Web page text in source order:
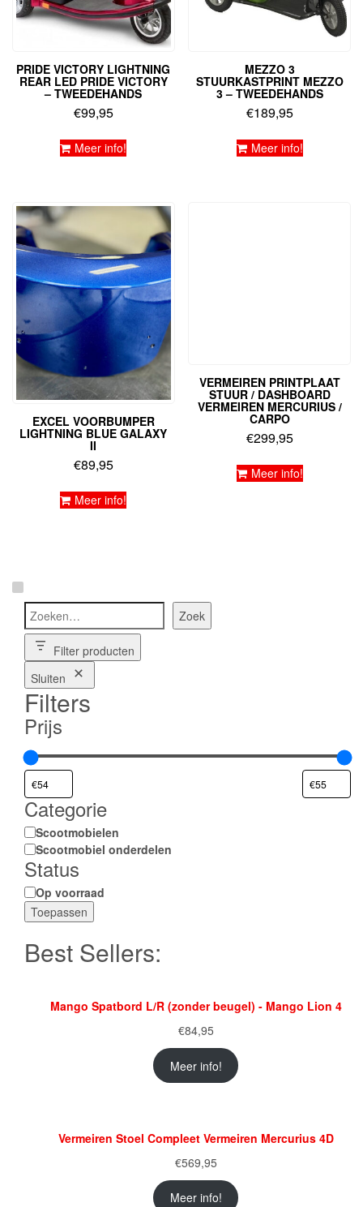
PRIDE VICTORY LIGHTNING
REAR LED PRIDE VICTORY
– TWEEDEHANDS
€99,95
Meer info!
MEZZO 3
STUURKASTPRINT MEZZO
3 – TWEEDEHANDS
€189,95
Meer info!
EXCEL VOORBUMPER
LIGHTNING BLUE GALAXY
II
€89,95
Meer info!
VERMEIREN PRINTPLAAT
STUUR / DASHBOARD
VERMEIREN MERCURIUS /
CARPO
€299,95
Meer info!
Zoeken Zoek
Filter producten
Sluiten
Filters
Prijs
Categorie
Categorie
Scootmobielen
Scootmobiel onderdelen
Status
Status
Op voorraad
Toepassen
Best Sellers:
Mango Spatbord L/R (zonder beugel) - Mango Lion 4
€84,95
Meer info!
Vermeiren Stoel Compleet Vermeiren Mercurius 4D
€569,95
Meer info!